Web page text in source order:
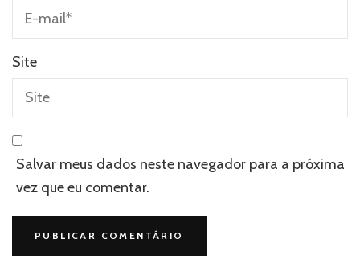
Site
Salvar meus dados neste navegador para a próxima
vez que eu comentar.